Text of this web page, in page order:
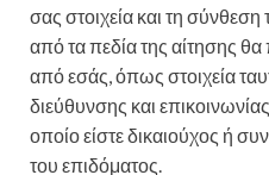
σας στοιχεία και τη
από τα πεδία της αίτησης
από εσάς, όπως στοιχεία
διεύθυνσης και
οποίο είστε δικαιούχος ή
του επιδόματος.